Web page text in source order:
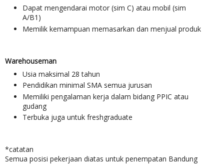
Dapat mengendarai motor (sim C) atau mobil (sim
A/B1)
Memilik kemampuan memasarkan dan menjual produk
Warehouseman
Usia maksimal 28 tahun
Pendidikan minimal SMA semua jurusan
Memiliki pengalaman kerja dalam bidang PPIC atau
gudang
Terbuka juga untuk freshgraduate
*catatan
Semua posisi pekerjaan diatas untuk penempatan Bandung